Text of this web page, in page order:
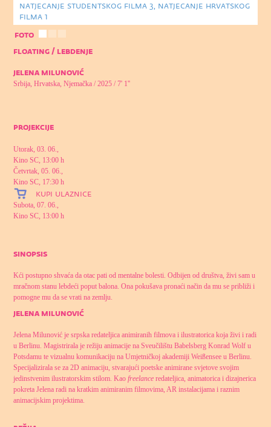
natjecanje studentskog filma 3, natjecanje hrvatskog
filma 1
foto
floating / lebdenje
jelena milunović
Srbija, Hrvatska, Njemačka / 2025 / 7' 1''
projekcije
Utorak, 03. 06.,
Kino SC, 13:00 h
Četvrtak, 05. 06.,
Kino SC, 17:30 h
kupi ulaznice
Subota, 07. 06.,
Kino SC, 13:00 h
sinopsis
Kći postupno shvaća da otac pati od mentalne bolesti. Odbijen od društva, živi sam u
mračnom stanu lebdeći poput balona. Ona pokušava pronaći način da mu se približi i
pomogne mu da se vrati na zemlju.
jelena milunović
Jelena Milunović je srpska redateljica animiranih filmova i ilustratorica koja živi i radi
u Berlinu. Magistrirala je režiju animacije na Sveučilištu Babelsberg Konrad Wolf u
Potsdamu te vizualnu komunikaciju na Umjetničkoj akademiji Weißensee u Berlinu.
Specijalizirala se za 2D animaciju, stvarajući poetske animirane svjetove svojim
jedinstvenim ilustratorskim stilom. Kaofreelance redateljica, animatorica i dizajnerica
pokreta Jelena radi na kratkim animiranim filmovima, AR instalacijama i raznim
animacijskim projektima.